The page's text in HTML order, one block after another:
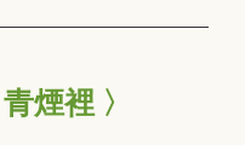
煙裡 〉